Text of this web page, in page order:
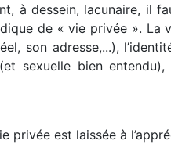
à dessein, lacunaire, il
de « vie privée ». La
son adresse,...),
sexuelle bien
privée est laissée à